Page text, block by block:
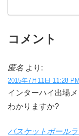
コメント
匿名 より:
2015年7月11日 11:28 PM
インターハイ出場
わかりますか?
バスケットボール